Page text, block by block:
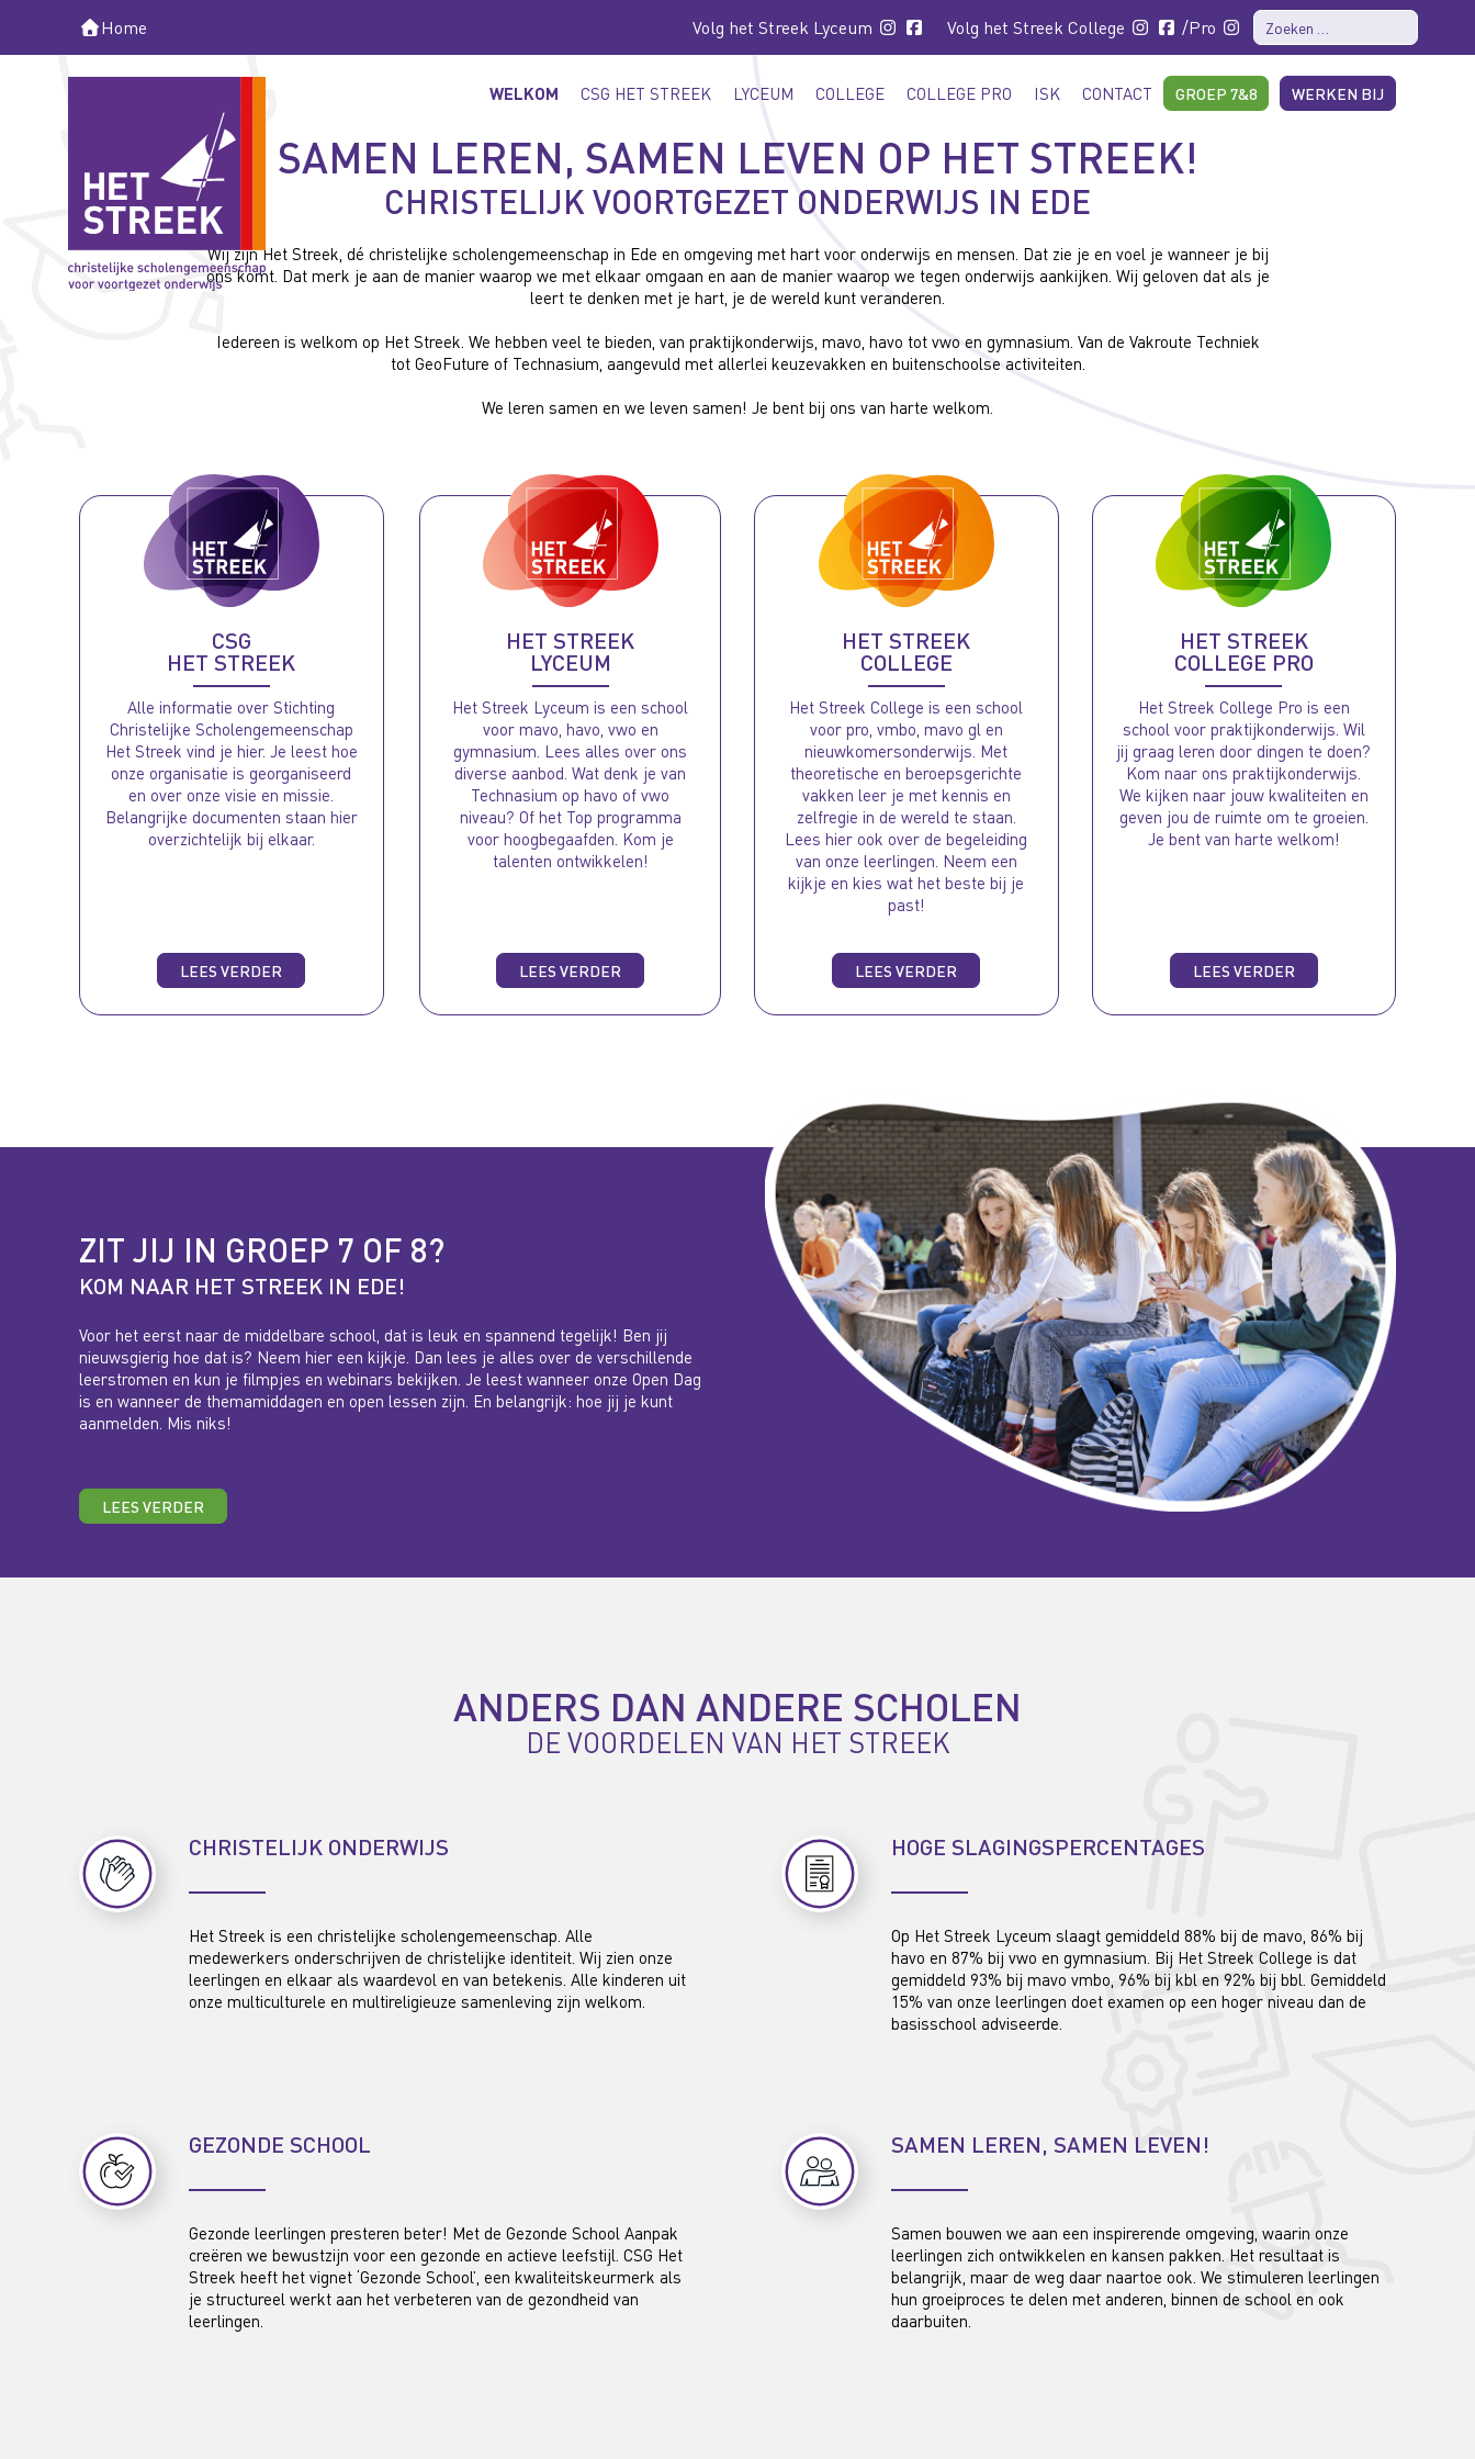
Volg het Streek College /Pro
Volg het Streek Lyceum
Home
WELKOM CSG HET STREEK LYCEUM COLLEGE COLLEGE PRO ISK CONTACT GROEP 7&8 WERKEN BIJ
SAMEN LEREN, SAMEN LEVEN OP HET STREEK!
CHRISTELIJK VOORTGEZET ONDERWIJS IN EDE
Wij zijn Het Streek, dé christelijke scholengemeenschap in Ede en omgeving met hart voor onderwijs en mensen. Dat zie je en voel je wanneer je bij
ons komt. Dat merk je aan de manier waarop we met elkaar omgaan en aan de manier waarop we tegen onderwijs aankijken. Wij geloven dat als je
leert te denken met je hart, je de wereld kunt veranderen.
Iedereen is welkom op Het Streek. We hebben veel te bieden, van praktijkonderwijs, mavo, havo tot vwo en gymnasium. Van de Vakroute Techniek
tot GeoFuture of Technasium, aangevuld met allerlei keuzevakken en buitenschoolse activiteiten.
We leren samen en we leven samen! Je bent bij ons van harte welkom.
CSG
HET STREEK
Alle informatie over Stichting
Christelijke Scholengemeenschap
Het Streek vind je hier. Je leest hoe
onze organisatie is georganiseerd
en over onze visie en missie.
Belangrijke documenten staan hier
overzichtelijk bij elkaar.
LEES VERDER
HET STREEK
LYCEUM
Het Streek Lyceum is een school
voor mavo, havo, vwo en
gymnasium. Lees alles over ons
diverse aanbod. Wat denk je van
Technasium op havo of vwo
niveau? Of het Top programma
voor hoogbegaafden. Kom je
talenten ontwikkelen!
LEES VERDER
HET STREEK
COLLEGE
Het Streek College is een school
voor pro, vmbo, mavo gl en
nieuwkomersonderwijs. Met
theoretische en beroepsgerichte
vakken leer je met kennis en
zelfregie in de wereld te staan.
Lees hier ook over de begeleiding
van onze leerlingen. Neem een
kijkje en kies wat het beste bij je
past!
LEES VERDER
HET STREEK
COLLEGE PRO
Het Streek College Pro is een
school voor praktijkonderwijs. Wil
jij graag leren door dingen te doen?
Kom naar ons praktijkonderwijs.
We kijken naar jouw kwaliteiten en
geven jou de ruimte om te groeien.
Je bent van harte welkom!
LEES VERDER
ZIT JIJ IN GROEP 7 OF 8?
KOM NAAR HET STREEK IN EDE!
Voor het eerst naar de middelbare school, dat is leuk en spannend tegelijk! Ben jij
nieuwsgierig hoe dat is? Neem hier een kijkje. Dan lees je alles over de verschillende
leerstromen en kun je filmpjes en webinars bekijken. Je leest wanneer onze Open Dag
is en wanneer de themamiddagen en open lessen zijn. En belangrijk: hoe jij je kunt
aanmelden. Mis niks!
LEES VERDER
ANDERS DAN ANDERE SCHOLEN
DE VOORDELEN VAN HET STREEK
CHRISTELIJK ONDERWIJS
Het Streek is een christelijke scholengemeenschap. Alle
medewerkers onderschrijven de christelijke identiteit. Wij zien onze
leerlingen en elkaar als waardevol en van betekenis. Alle kinderen uit
onze multiculturele en multireligieuze samenleving zijn welkom.
HOGE SLAGINGSPERCENTAGES
Op Het Streek Lyceum slaagt gemiddeld 88% bij de mavo, 86% bij
havo en 87% bij vwo en gymnasium. Bij Het Streek College is dat
gemiddeld 93% bij mavo vmbo, 96% bij kbl en 92% bij bbl. Gemiddeld
15% van onze leerlingen doet examen op een hoger niveau dan de
basisschool adviseerde.
GEZONDE SCHOOL
Gezonde leerlingen presteren beter! Met de Gezonde School Aanpak
creëren we bewustzijn voor een gezonde en actieve leefstijl. CSG Het
Streek heeft het vignet ‘Gezonde School’, een kwaliteitskeurmerk als
je structureel werkt aan het verbeteren van de gezondheid van
leerlingen.
SAMEN LEREN, SAMEN LEVEN!
Samen bouwen we aan een inspirerende omgeving, waarin onze
leerlingen zich ontwikkelen en kansen pakken. Het resultaat is
belangrijk, maar de weg daar naartoe ook. We stimuleren leerlingen
hun groeiproces te delen met anderen, binnen de school en ook
daarbuiten.